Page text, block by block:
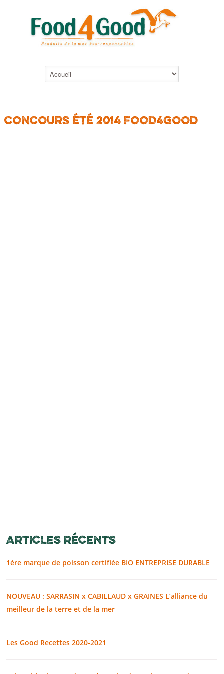
CONCOURS ÉTÉ 2014 FOOD4GOOD
ARTICLES RÉCENTS
1ère marque de poisson certifiée BIO ENTREPRISE DURABLE
NOUVEAU : SARRASIN x CABILLAUD x GRAINES L’alliance du
meilleur de la terre et de la mer
Les Good Recettes 2020-2021